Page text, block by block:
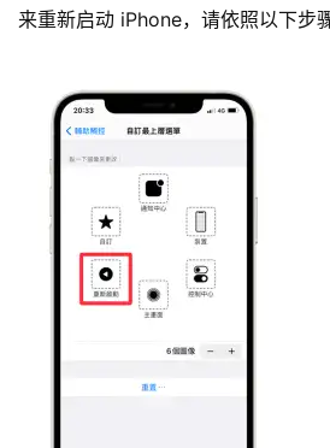
来重新启动 iPhone，请依照以下步